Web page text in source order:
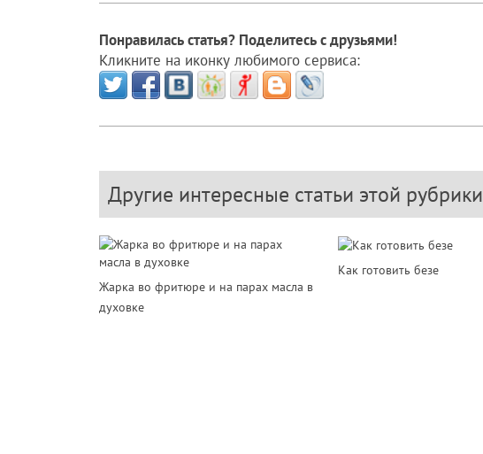
Понравилась статья? Поделитесь с друзьями!
Кликните на иконку любимого сервиса:
Другие интересные статьи этой рубрики
Жарка во фритюре и на парах масла в
духовке
Как готовить безе